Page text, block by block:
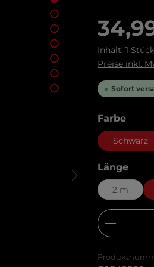
Regulärer
Inhalt:1 Stück
Preise inkl.
Sofort
Farbe
Schwarz
Länge
2 m